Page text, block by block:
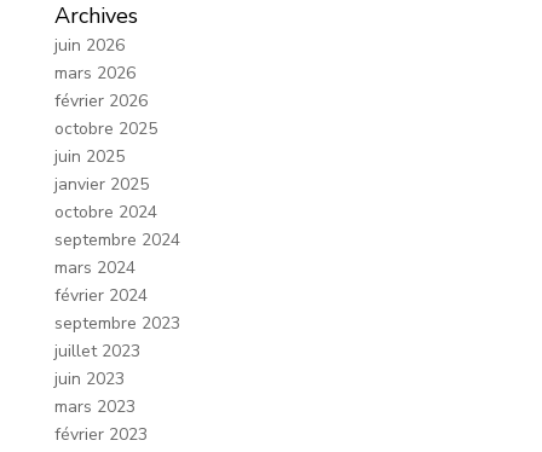
Archives
juin 2026
mars 2026
février 2026
octobre 2025
juin 2025
janvier 2025
octobre 2024
septembre 2024
mars 2024
février 2024
septembre 2023
juillet 2023
juin 2023
mars 2023
février 2023